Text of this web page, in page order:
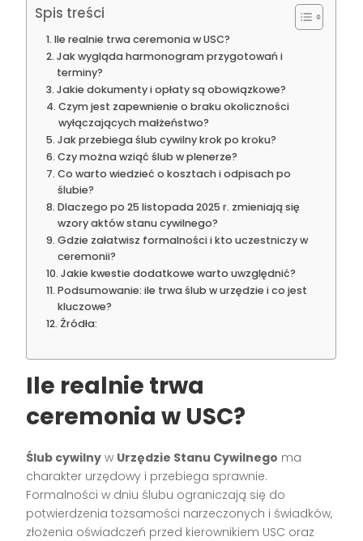
Spis treści
Ile realnie trwa ceremonia w USC?
Jak wygląda harmonogram przygotowań i
terminy?
Jakie dokumenty i opłaty są obowiązkowe?
Czym jest zapewnienie o braku okoliczności
wyłączających małżeństwo?
Jak przebiega ślub cywilny krok po kroku?
Czy można wziąć ślub w plenerze?
Co warto wiedzieć o kosztach i odpisach po
ślubie?
Dlaczego po 25 listopada 2025 r. zmieniają się
wzory aktów stanu cywilnego?
Gdzie załatwisz formalności i kto uczestniczy w
ceremonii?
Jakie kwestie dodatkowe warto uwzględnić?
Podsumowanie: ile trwa ślub w urzędzie i co jest
kluczowe?
Źródła:
Ile realnie trwa
ceremonia w USC?
Ślub cywilny w Urzędzie Stanu Cywilnego ma
charakter urzędowy i przebiega sprawnie.
Formalności w dniu ślubu ograniczają się do
potwierdzenia tożsamości narzeczonych i świadków,
złożenia oświadczeń przed kierownikiem USC oraz